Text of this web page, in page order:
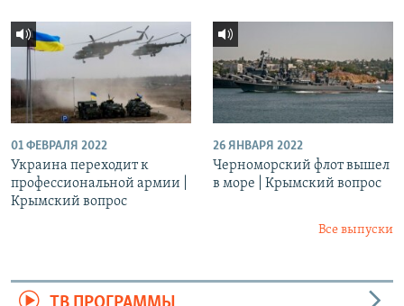
01 ФЕВРАЛЯ 2022
Украина переходит к
профессиональной армии |
Крымский вопрос
26 ЯНВАРЯ 2022
Черноморский флот вышел
в море | Крымский вопрос
Все выпуски